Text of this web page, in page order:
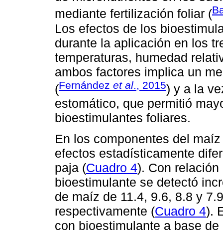
mediante fertilización foliar (
Los efectos de los
durante la aplicación en los
temperaturas, humedad
ambos factores implica un
(Fernández et al., 2015) y a la
estomático, que permitió
bioestimulantes foliares.
En los componentes del
efectos estadísticamente
paja (Cuadro 4). Con
bioestimulante se detectó
de maíz de 11.4, 9.6, 8.8 y
respectivamente (Cuadro 4).
con bioestimulante a base